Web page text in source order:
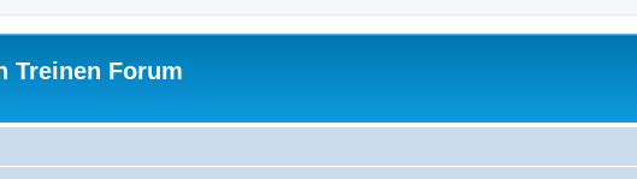
Treinen Forum